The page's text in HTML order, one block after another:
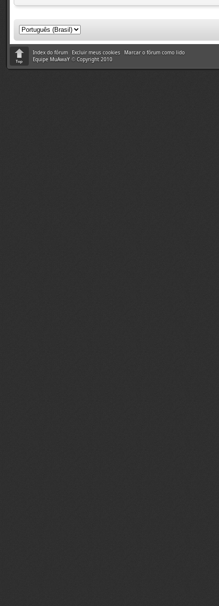
Index do fórum Excluir meus cookies
Marcar o fórum como lido
Equipe MuAwaY © Copyright 2010